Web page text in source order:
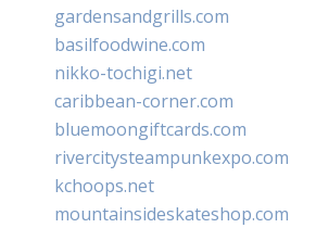
gardensandgrills.com
basilfoodwine.com
nikko-tochigi.net
caribbean-corner.com
bluemoongiftcards.com
rivercitysteampunkexpo.com
kchoops.net
mountainsideskateshop.com